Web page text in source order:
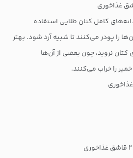
کامل کتان طلایی استفاده
را پودر می‌کنند تا شبیه آرد شود. بهتر
نروید، چون بعضی از آن‌ها
را خراب می‌کنند.